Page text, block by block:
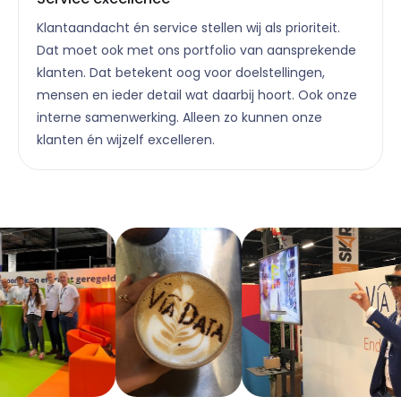
Klantaandacht én service stellen wij als prioriteit.
Dat moet ook met ons portfolio van aansprekende
klanten. Dat betekent oog voor doelstellingen,
mensen en ieder detail wat daarbij hoort. Ook onze
interne samenwerking. Alleen zo kunnen onze
klanten én wijzelf excelleren.